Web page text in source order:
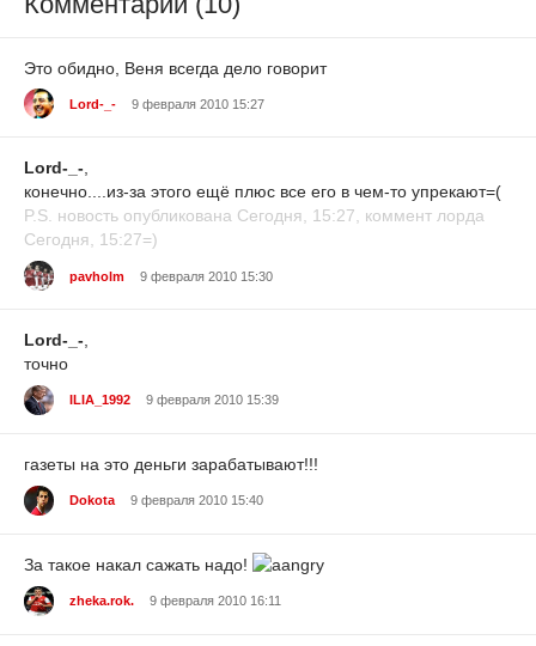
Это обидно, Веня всегда дело говорит
Lord-_- 9 февраля 2010 15:27
Lord-_-,
конечно....из-за этого ещё плюс все его в чем-то упрекают=(
P.S. новость опубликована Сегодня, 15:27, коммент лорда
Сегодня, 15:27=)
pavholm 9 февраля 2010 15:30
Lord-_-,
точно
ILIA_1992 9 февраля 2010 15:39
газеты на это деньги зарабатывают!!!
Dokota 9 февраля 2010 15:40
За такое накал сажать надо!
zheka.rok. 9 февраля 2010 16:11